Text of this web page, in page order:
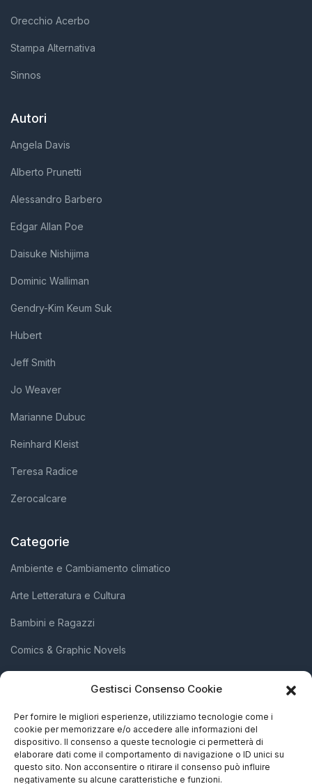
Gestisci Consenso Cookie
Per fornire le migliori esperienze, utilizziamo tecnologie come i
cookie per memorizzare e/o accedere alle informazioni del
dispositivo. Il consenso a queste tecnologie ci permetterà di
elaborare dati come il comportamento di navigazione o ID unici su
questo sito. Non acconsentire o ritirare il consenso può influire
negativamente su alcune caratteristiche e funzioni.
Orecchio Acerbo
Stampa Alternativa
Sinnos
Autori
Angela Davis
Alberto Prunetti
Alessandro Barbero
Edgar Allan Poe
Daisuke Nishijima
Dominic Walliman
Gendry-Kim Keum Suk
Hubert
Jeff Smith
Jo Weaver
Marianne Dubuc
Reinhard Kleist
Teresa Radice
Zerocalcare
Categorie
Ambiente e Cambiamento climatico
Arte Letteratura e Cultura
Bambini e Ragazzi
Comics & Graphic Novels
Società e Attivismo
Storia Biografie e Memorie